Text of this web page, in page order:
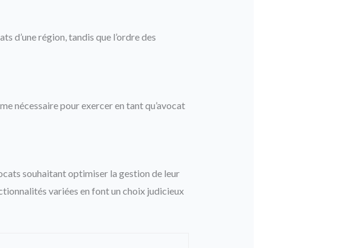
d’une région, tandis que l’ordre des
nécessaire pour exercer en tant qu’avocat
souhaitant optimiser la gestion de leur
variées en font un choix judicieux